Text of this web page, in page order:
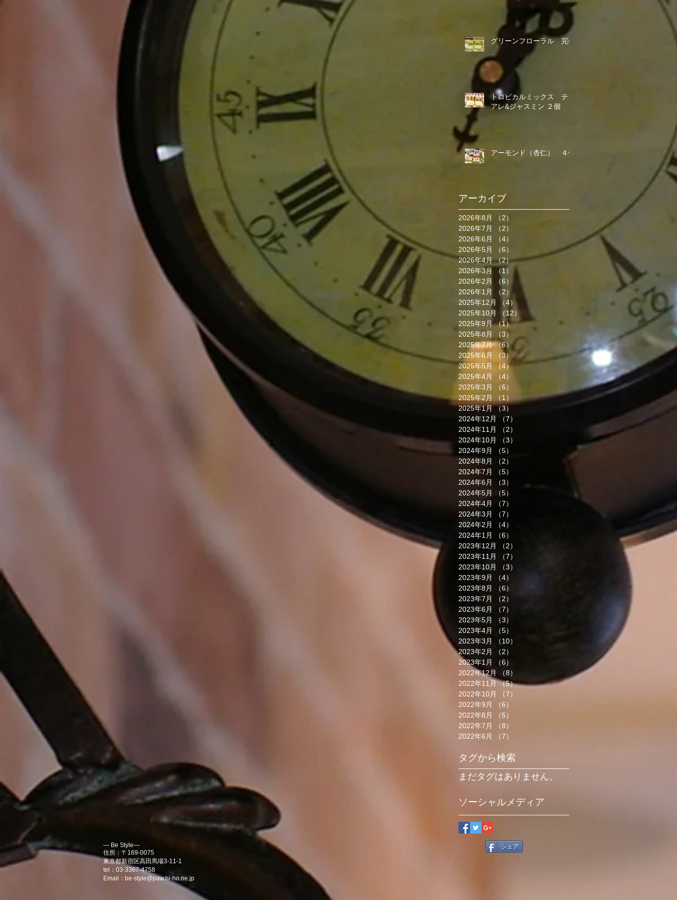
グリーンフローラル 完売
トロピカルミックス ティ
アレ&ジャスミン ２個
アーモンド（杏仁） ４個
アーカイブ
2026年8月 （2）
2026年7月
（2）
2026年6月
（4）
2026年5月
（6）
2026年4月 （2）2件の記事
2026年3月
（1）
1件の記事
2026年2月
（6）
2026年1月
（2）
2件の記事
2025年12月
（4）4件の記事
2025年10月
（12）
12件の記事
2025年9月 （1）1件の記事
2025年8月
（3）
2025年7月 （6）6件の記事
2025年6月
（3）
3件の記事
2025年5月
（4）4件の記事
2025年4月
（4）
2025年3月
（6）
2025年2月
（1）
1件の記事
2025年1月 （3）
2024年12月
（7）
2024年11月
（2）
2024年10月
（3）
2024年9月
（5）
2024年8月
（2）
2024年7月
（5）
2024年6月
（3）
2024年5月
（5）
2024年4月
（7）
2024年3月
（7）
2024年2月
（4）
2024年1月
（6）
2023年12月
（2）
2023年11月
（7）
2023年10月
（3）
2023年9月
（4）
2023年8月
（6）
2023年7月
（2）
2023年6月
（7）
2023年5月
（3）
2023年4月
（5）
2023年3月
（10）
2023年2月
（2）
2023年1月
（6）
2022年12月
（8）
2022年11月 （5）5件の記事
2022年10月
（7）
2022年9月
（6）
2022年8月
（5）
2022年7月
（8）
2022年6月
（7）
タグから検索
まだタグはありません。
ソーシャルメディア
― Be Style―
住所：〒169-0075
東京都新宿区高田馬場3-11-1
tel：03-3367-4758
Email： be-style@paw.hi-ho.ne.jp
シェア